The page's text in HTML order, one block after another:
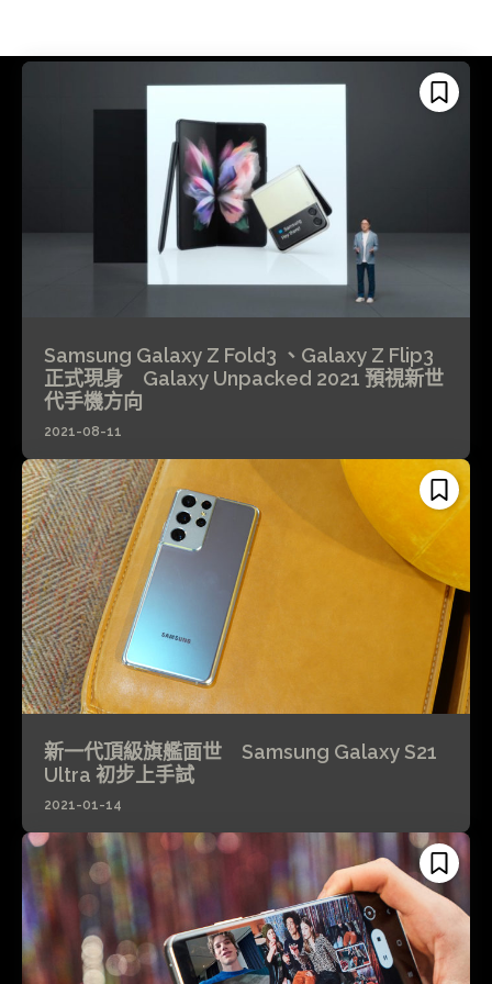
Samsung Galaxy Z Fold3 、Galaxy Z Flip3
正式現身 Galaxy Unpacked 2021 預視新世
代手機方向
2021-08-11
新一代頂級旗艦面世 Samsung Galaxy S21
Ultra 初步上手試
2021-01-14